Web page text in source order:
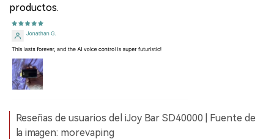
productos.
Reseñas de usuarios del iJoy Bar SD40000 | Fuente de
la imagen: morevaping